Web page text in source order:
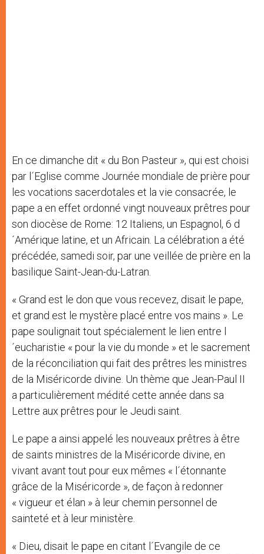
En ce dimanche dit « du Bon Pasteur », qui est choisi
par l´Eglise comme Journée mondiale de prière pour
les vocations sacerdotales et la vie consacrée, le
pape a en effet ordonné vingt nouveaux prêtres pour
son diocèse de Rome: 12 Italiens, un Espagnol, 6 d
´Amérique latine, et un Africain. La célébration a été
précédée, samedi soir, par une veillée de prière en la
basilique Saint-Jean-du-Latran.
« Grand est le don que vous recevez, disait le pape,
et grand est le mystère placé entre vos mains ». Le
pape soulignait tout spécialement le lien entre l
´eucharistie « pour la vie du monde » et le sacrement
de la réconciliation qui fait des prêtres les ministres
de la Miséricorde divine. Un thème que Jean-Paul II
a particulièrement médité cette année dans sa
Lettre aux prêtres pour le Jeudi saint.
Le pape a ainsi appelé les nouveaux prêtres à être
de saints ministres de la Miséricorde divine, en
vivant avant tout pour eux mêmes « l´étonnante
grâce de la Miséricorde », de façon à redonner
« vigueur et élan » à leur chemin personnel de
sainteté et à leur ministère.
« Dieu, disait le pape en citant l´Evangile de ce